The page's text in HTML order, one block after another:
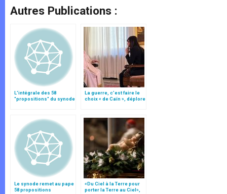
Autres Publications :
L'intégrale des 58
"propositions" du synode
La guerre, c’est faire le
choix « de Caïn », déplore
Le synode remet au pape
58 propositions
«Du Ciel à la Terre pour
porter la Terre au Ciel»,